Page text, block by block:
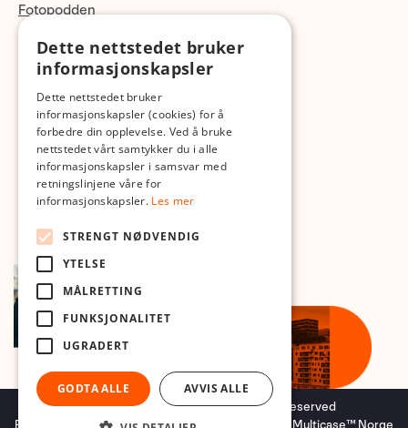
Fotopodden
Med forbehold om skrive- og lagerfeil
Copyright © 2026 Foto.no - All rights reserved
Forretningssystemog nettbutikkløsning Multicase™ Norge
Dette nettstedet bruker
informasjonskapsler
Dette nettstedet bruker
informasjonskapsler (cookies) for å
forbedre din opplevelse. Ved å bruke
nettstedet vårt samtykker du i alle
informasjonskapsler i samsvar med
retningslinjene våre for
informasjonskapsler. Les mer
STRENGT NØDVENDIG
YTELSE
MÅLRETTING
FUNKSJONALITET
UGRADERT
GODTA ALLE AVVIS ALLE